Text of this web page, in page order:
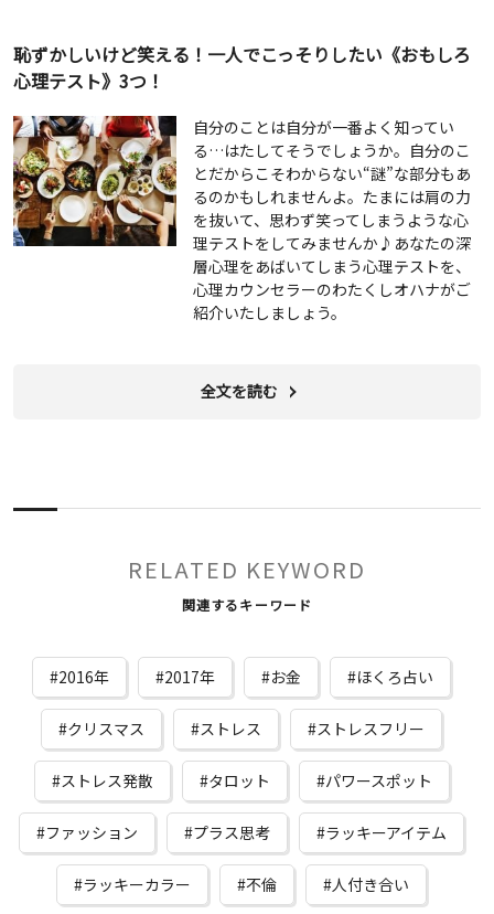
恥ずかしいけど笑える！一人でこっそりしたい《おもしろ
心理テスト》3つ！
自分のことは自分が一番よく知ってい
る…はたしてそうでしょうか。自分のこ
とだからこそわからない“謎”な部分もあ
るのかもしれませんよ。たまには肩の力
を抜いて、思わず笑ってしまうような心
理テストをしてみませんか♪あなたの深
層心理をあばいてしまう心理テストを、
心理カウンセラーのわたくしオハナがご
紹介いたしましょう。
全文を読む
RELATED KEYWORD
関連するキーワード
2016年 2017年 お金 ほくろ占い
クリスマス ストレス ストレスフリー
ストレス発散 タロット パワースポット
ファッション プラス思考 ラッキーアイテム
ラッキーカラー 不倫 人付き合い